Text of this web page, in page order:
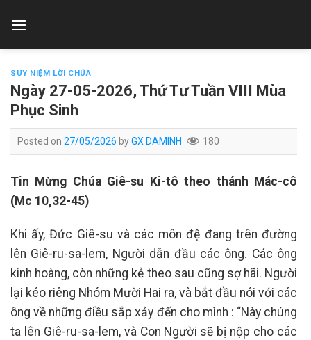
SUY NIỆM LỜI CHÚA
Ngày 27-05-2026, Thứ Tư Tuần VIII Mùa
Phục Sinh
Posted on 27/05/2026 byGX DAMINH 180
Tin Mừng Chúa Giê-su Ki-tô theo thánh Mác-cô
(Mc 10,32-45)
Khi ấy, Đức Giê-su và các môn đệ đang trên đường
lên Giê-ru-sa-lem, Người dẫn đầu các ông. Các ông
kinh hoàng, còn những kẻ theo sau cũng sợ hãi. Người
lại kéo riêng Nhóm Mười Hai ra, và bắt đầu nói với các
ông về những điều sắp xảy đến cho mình : “Này chúng
ta lên Giê-ru-sa-lem, và Con Người sẽ bị nộp cho các